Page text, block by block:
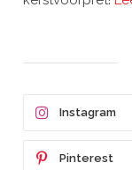
Instagram
Pinterest